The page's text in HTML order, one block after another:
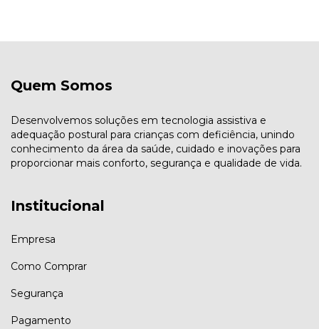
Quem Somos
Desenvolvemos soluções em tecnologia assistiva e
adequação postural para crianças com deficiência, unindo
conhecimento da área da saúde, cuidado e inovações para
proporcionar mais conforto, segurança e qualidade de vida.
Institucional
Empresa
Como Comprar
Segurança
Pagamento